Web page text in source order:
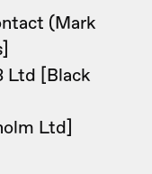
(Mark
Ltd [Black
Ltd]